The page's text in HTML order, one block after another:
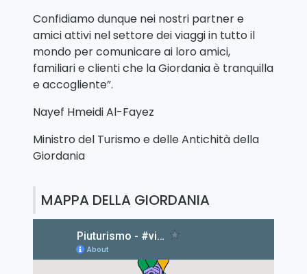
Confidiamo dunque nei nostri partner e
amici attivi nel settore dei viaggi in tutto il
mondo per comunicare ai loro amici,
familiari e clienti che la Giordania è tranquilla
e accogliente”.
Nayef Hmeidi Al-Fayez
Ministro del Turismo e delle Antichità della
Giordania
MAPPA DELLA GIORDANIA